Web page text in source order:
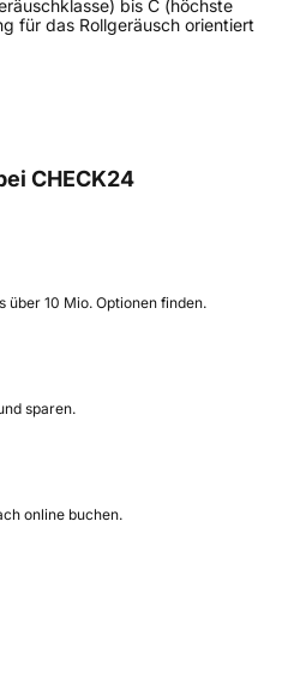
bis C (höchste
für das Rollgeräusch orientiert
CHECK24
über 10 Mio. Optionen finden.
sparen.
online buchen.